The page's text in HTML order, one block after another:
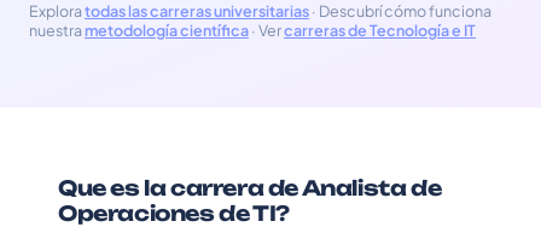
Exploratodas las carreras universitarias· Descubrí cómo funciona
nuestra metodología científica· Vercarreras de Tecnología e IT
Que es la carrera de Analista de
Operaciones de TI?